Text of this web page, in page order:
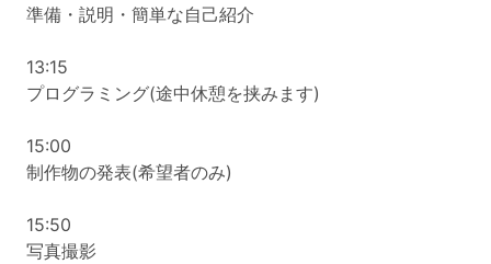
準備・説明・簡単な自己紹介
13:15
プログラミング(途中休憩を挟みます)
15:00
制作物の発表(希望者のみ)
15:50
写真撮影